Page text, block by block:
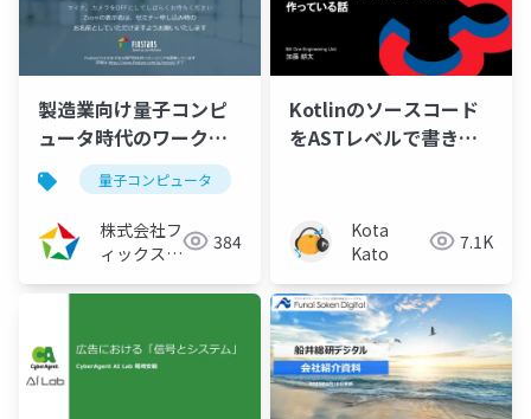
製造業向け量子コンピ
ュータ時代のワークシ
ョップ型DXセミナー ～
生産計画最適化の中身
を覗いてみよう～
（2022/07/20）
量子コンピュータ
株式会社フ
ィックスタ
384
Kotlinのソースコード
をASTレベルで書き換
Kota
Kato
7.1K